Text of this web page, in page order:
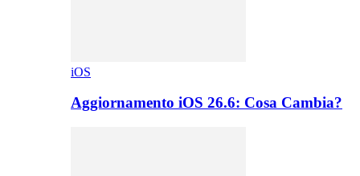
iOS
Aggiornamento iOS 26.6: Cosa Cambia?